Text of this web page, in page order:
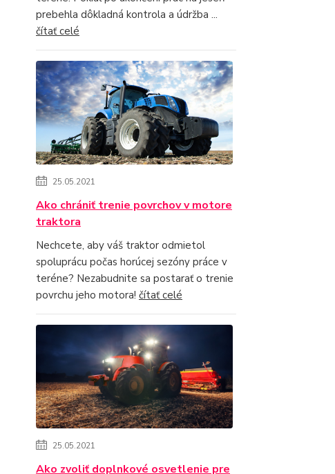
prebehla dôkladná kontrola a údržba ...
čítať celé
25.05.2021
Ako chrániť trenie povrchov v motore
traktora
Nechcete, aby váš traktor odmietol
spoluprácu počas horúcej sezóny práce v
teréne? Nezabudnite sa postarať o trenie
povrchu jeho motora! čítať celé
25.05.2021
Ako zvoliť doplnkové osvetlenie pre